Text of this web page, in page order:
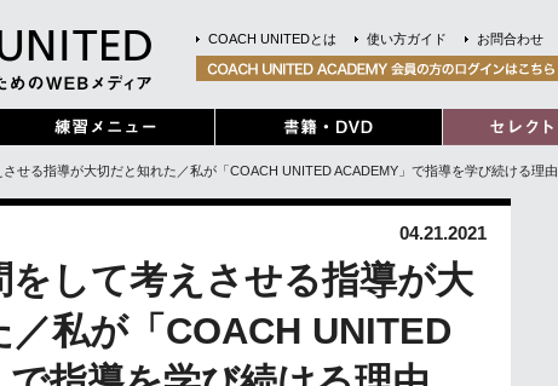
COACH UNITEDとは 使い方ガイド お問合わせ
せる指導が大切だと知れた／私が「COACH UNITED ACADEMY」で指導を学び続ける理由
04.21.2021
をして考えさせる指導が大
私が「COACH UNITED